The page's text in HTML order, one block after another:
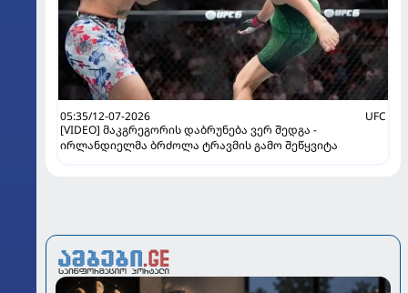
05:35/12-07-2026
UFC
[VIDEO] მაკგრეგორის დაბრუნება ვერ შედგა -
ირლანდიელმა ბრძოლა ტრავმის გამო შეწყვიტა